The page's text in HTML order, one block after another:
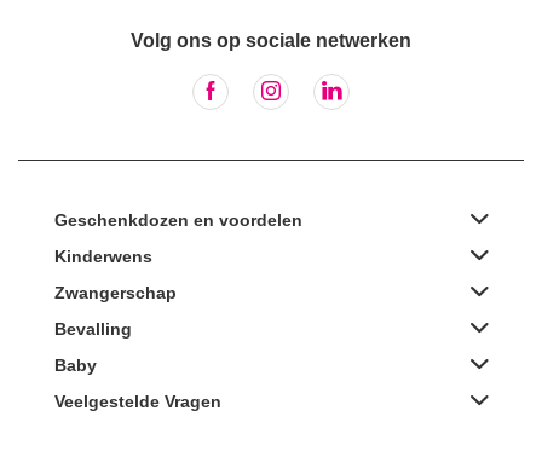
Volg ons op sociale netwerken
Geschenkdozen en voordelen
Kinderwens
Zwangerschap
Bevalling
Baby
Veelgestelde Vragen